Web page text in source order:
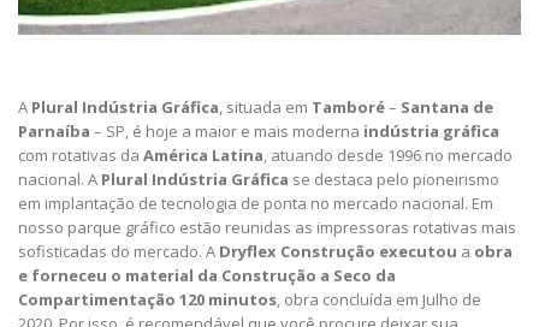
A Plural Indústria Gráfica, situada em Tamboré– Santana de
Parnaíba – SP, é hoje a maior e mais moderna indústria gráfica
com rotativas da América Latina, atuando desde 1996 no mercado
nacional. A Plural Indústria Gráfica se destaca pelo pioneirismo
em implantação de tecnologia de ponta no mercado nacional. Em
nosso parque gráfico estão reunidas as impressoras rotativas mais
sofisticadas do mercado. A Dryflex Construção executou a obra
e forneceu o material da Construção a Seco da
Compartimentação 120 minutos, obra concluída em Julho de